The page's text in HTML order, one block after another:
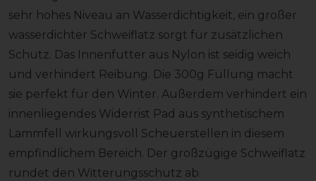
sehr hohes Niveau an Wasserdichtigkeit, ein großer
wasserdichter Schweiflatz sorgt für zusätzlichen
Schutz. Das Innenfutter aus Nylon ist seidig weich
und verhindert Reibung. Die 300g Füllung macht
sie perfekt für den Winter. Außerdem verhindert ein
innenliegendes Widerrist Pad aus synthetischem
Lammfell wirkungsvoll Scheuerstellen in diesem
empfindlichem Bereich. Der großzügige Schweiflatz
rundet den Witterungsschutz ab.